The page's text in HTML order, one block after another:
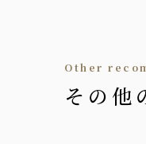
other
その